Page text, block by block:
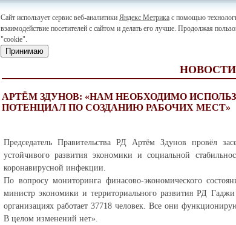
Сайт использует сервис веб-аналитики Яндекс Метрика с помощью
взаимодействие посетителей с сайтом и делать его лучше. Продолжая
"cookie".
Принимаю
НОВОСТИ
АРТЁМ ЗДУНОВ: «НАМ НЕОБХОДИМО
ПОТЕНЦИАЛ ПО СОЗДАНИЮ РАБОЧИХ МЕСТ»
Председатель Правительства РД Артём Здунов провёл
устойчивого развития экономики и социальной
коронавирусной инфекции.
По вопросу мониторинга финасово-экономического
министр экономики и территориального развития РД
организациях работает 37718 человек. Все они
В целом изменений нет».